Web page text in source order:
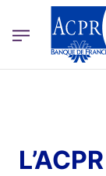
ACPR Menu